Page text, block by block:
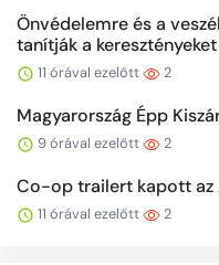
Önvédelemre és a
tanítják a
11 órával ezelőtt 2
Magyarország Épp
9 órával ezelőtt 2
Co-op trailert kapott az
11 órával ezelőtt 2